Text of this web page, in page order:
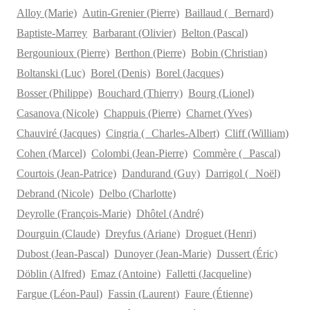
Alloy (Marie) Autin-Grenier (Pierre) Baillaud ( Bernard)
Baptiste-Marrey Barbarant (Olivier) Belton (Pascal)
Bergounioux (Pierre) Berthon (Pierre) Bobin (Christian)
Boltanski (Luc) Borel (Denis) Borel (Jacques)
Bosser (Philippe) Bouchard (Thierry) Bourg (Lionel)
Casanova (Nicole) Chappuis (Pierre) Charnet (Yves)
Chauviré (Jacques) Cingria ( Charles-Albert) Cliff (William)
Cohen (Marcel) Colombi (Jean-Pierre) Commère ( Pascal)
Courtois (Jean-Patrice) Dandurand (Guy) Darrigol ( Noël)
Debrand (Nicole) Delbo (Charlotte)
Deyrolle (François-Marie) Dhôtel (André)
Dourguin (Claude) Dreyfus (Ariane) Droguet (Henri)
Dubost (Jean-Pascal) Dunoyer (Jean-Marie) Dussert (Éric)
Döblin (Alfred) Emaz (Antoine) Falletti (Jacqueline)
Fargue (Léon-Paul) Fassin (Laurent) Faure (Étienne)